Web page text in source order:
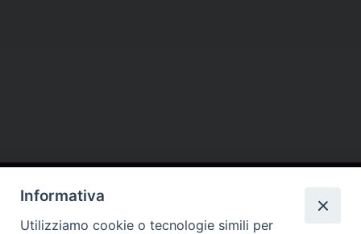
Conferenza Episcopale Lombarda (CEL)
Informativa
Utilizziamo cookie o tecnologie simili per